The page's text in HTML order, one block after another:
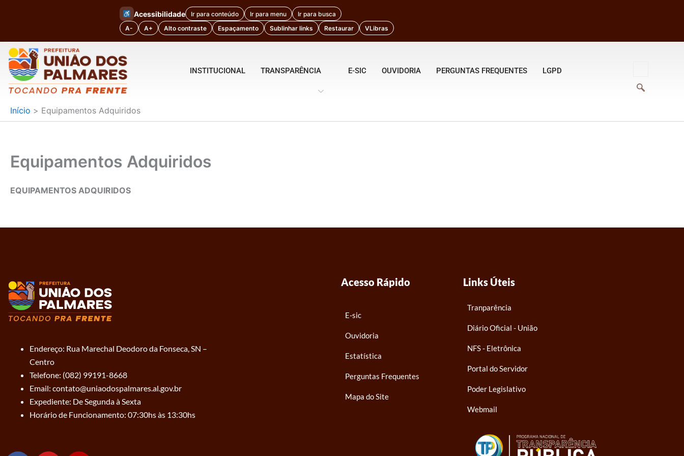
conteúdo
Acessibilidade Ir para conteúdo Ir para menu
Ir para busca
A-
A+ Alto contraste Espaçamento Sublinhar links Restaurar VLibras
INSTITUCIONAL TRANSPARÊNCIA E-SIC OUVIDORIA PERGUNTAS FREQUENTES LGPD
Início Equipamentos Adquiridos
Equipamentos Adquiridos
EQUIPAMENTOS ADQUIRIDOS
Endereço: Rua Marechal Deodoro da Fonseca, SN –
Centro
Telefone: (082) 99191-8668
Email: contato@uniaodospalmares.al.gov.br
Expediente: De Segunda à Sexta
Horário de Funcionamento: 07:30hs às 13:30hs
Acesso Rápido
E-sic
Ouvidoria
Estatística
Perguntas Frequentes
Mapa do Site
Links Úteis
Tranparência
Diário Oficial - União
NFS - Eletrônica
Portal do Servidor
Poder Legislativo
Webmail